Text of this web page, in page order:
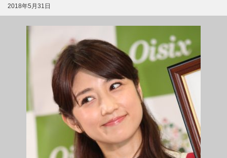
2018年5月31日